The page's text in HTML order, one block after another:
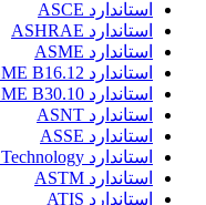
استاندارد ASCE
استاندارد ASHRAE
استاندارد ASME
استاندارد ASME B16.12
استاندارد ASME B30.10
استاندارد ASNT
استاندارد ASSE
استاندارد Association for Iron Steel Technology
استاندارد ASTM
استاندارد ATIS